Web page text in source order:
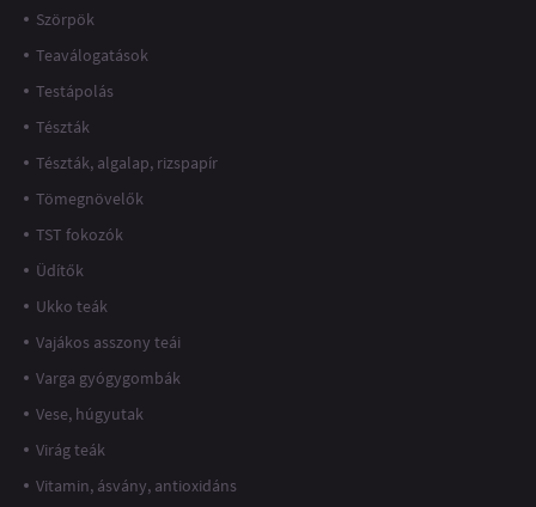
Szörpök
Teaválogatások
Testápolás
Tészták
Tészták, algalap, rizspapír
Tömegnövelők
TST fokozók
Üdítők
Ukko teák
Vajákos asszony teái
Varga gyógygombák
Vese, húgyutak
Virág teák
Vitamin, ásvány, antioxidáns